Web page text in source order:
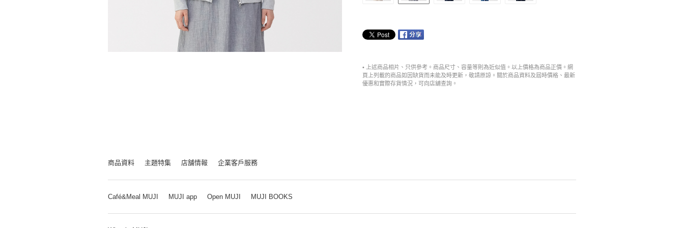
• 上述商品相片、只供參考。商品尺寸、容量等則為近似值。以上價格為商品正價。網
頁上列載的商品如因缺貨而未能及時更新，敬請原諒。關於商品資料及屆時價格、最新
優惠和實際存貨情況，可向店舖查詢。
商品資料 主題特集 店舗情報 企業客戶服務
Café&Meal MUJI MUJI app Open MUJI MUJI BOOKS